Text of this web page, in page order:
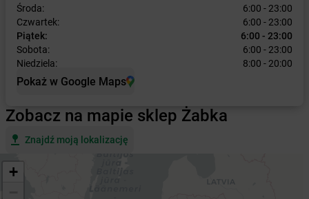
Środa:
6:00 - 23:00
Czwartek:
6:00 - 23:00
Piątek:
6:00 - 23:00
Sobota:
6:00 - 23:00
Niedziela:
8:00 - 20:00
Pokaż w Google Maps
Zobacz na mapie sklep Żabka
Znajdź moją lokalizację
+